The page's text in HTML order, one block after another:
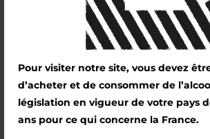
Pour visiter notre site, vous devez
d’acheter et de consommer de
législation en vigueur de votre pays
ans pour ce qui concerne la France.